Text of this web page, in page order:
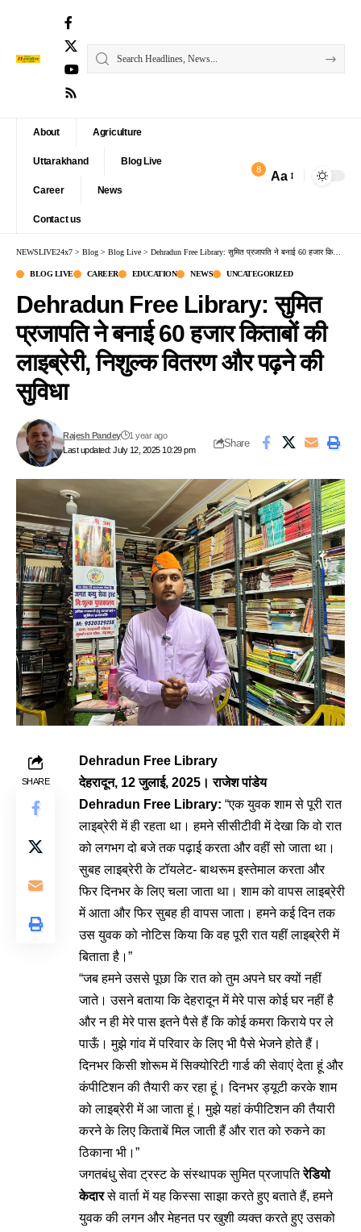
About Agriculture
Uttarakhand Blog Live
Career News
Contact us
8 Aa
NEWSLIVE24x7 > Blog > Blog Live > Dehradun Free Library: सुमित प्रजापति ने बनाई 60 हजार किताबों की लाइब्रेरी, निशुल्क वितरण और पढ़ने की सुविधा
BLOG LIVE CAREER EDUCATION NEWS UNCATEGORIZED
Dehradun Free Library: सुमित
प्रजापति ने बनाई 60 हजार किताबों की
लाइब्रेरी, निशुल्क वितरण और पढ़ने की
सुविधा
Last updated: July 12, 2025 10:29 pm
Rajesh Pandey 1 year ago
Share
SHARE
Dehradun Free Library
देहरादून, 12 जुलाई, 2025। राजेश पांडेय
Dehradun Free Library: “एक युवक शाम से पूरी रात
लाइब्रेरी में ही रहता था। हमने सीसीटीवी में देखा कि वो रात
को लगभग दो बजे तक पढ़ाई करता और वहीं सो जाता था।
सुबह लाइब्रेरी के टॉयलेट- बाथरूम इस्तेमाल करता और
फिर दिनभर के लिए चला जाता था। शाम को वापस लाइब्रेरी
में आता और फिर सुबह ही वापस जाता। हमने कई दिन तक
उस युवक को नोटिस किया कि वह पूरी रात यहीं लाइब्रेरी में
बिताता है।”
“जब हमने उससे पूछा कि रात को तुम अपने घर क्यों नहीं
जाते। उसने बताया कि देहरादून में मेरे पास कोई घर नहीं है
और न ही मेरे पास इतने पैसे हैं कि कोई कमरा किराये पर ले
पाऊँ। मुझे गांव में परिवार के लिए भी पैसे भेजने होते हैं।
दिनभर किसी शोरूम में सिक्योरिटी गार्ड की सेवाएं देता हूं और
कंपीटिशन की तैयारी कर रहा हूं। दिनभर ड्यूटी करके शाम
को लाइब्रेरी में आ जाता हूं। मुझे यहां कंपीटिशन की तैयारी
करने के लिए किताबें मिल जाती हैं और रात को रुकने का
ठिकाना भी।”
जगतबंधु सेवा ट्रस्ट के संस्थापक सुमित प्रजापतिरेडियो
केदार से वार्ता में यह किस्सा साझा करते हुए बताते हैं, हमने
युवक की लगन और मेहनत पर खुशी व्यक्त करते हुए उसको